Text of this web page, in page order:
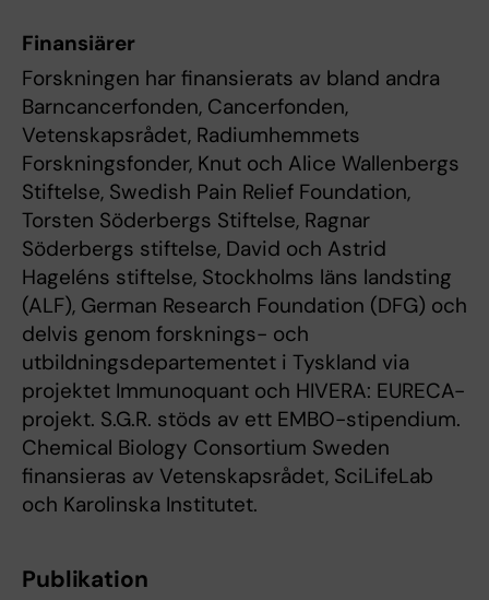
Finansiärer
Forskningen har finansierats av bland andra
Barncancerfonden, Cancerfonden,
Vetenskapsrådet, Radiumhemmets
Forskningsfonder, Knut och Alice Wallenbergs
Stiftelse, Swedish Pain Relief Foundation,
Torsten Söderbergs Stiftelse, Ragnar
Söderbergs stiftelse, David och Astrid
Hageléns stiftelse, Stockholms läns landsting
(ALF), German Research Foundation (DFG) och
delvis genom forsknings- och
utbildningsdepartementet i Tyskland via
projektet Immunoquant och HIVERA: EURECA-
projekt. S.G.R. stöds av ett EMBO-stipendium.
Chemical Biology Consortium Sweden
finansieras av Vetenskapsrådet, SciLifeLab
och Karolinska Institutet.
Publikation